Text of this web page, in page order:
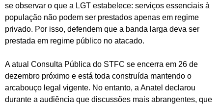
se observar o que a LGT estabelece: serviços essenciais à
população não podem ser prestados apenas em regime
privado. Por isso, defendem que a banda larga deva ser
prestada em regime público no atacado.
A atual Consulta Pública do STFC se encerra em 26 de
dezembro próximo e está toda construída mantendo o
arcabouço legal vigente. No entanto, a Anatel declarou
durante a audiência que discussões mais abrangentes, que